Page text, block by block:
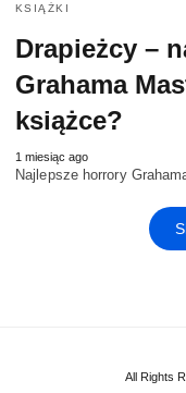
KSIĄŻKI
Drapieżcy –
Grahama
książce?
1 miesiąc ago
Najlepsze horrory
All Rights